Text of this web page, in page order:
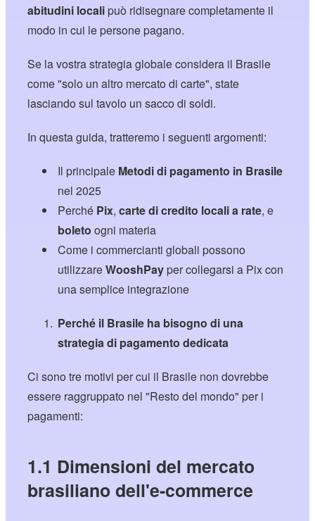
abitudini localipuò ridisegnare completamente il
modo in cui le persone pagano.
Se la vostra strategia globale considera il Brasile
come "solo un altro mercato di carte", state
lasciando sul tavolo un sacco di soldi.
In questa guida, tratteremo i seguenti argomenti:
Il principale Metodi di pagamento in Brasile
nel 2025
Perché Pix, carte di credito locali a rate, e
boleto ogni materia
Come i commercianti globali possono
utilizzareWooshPayper collegarsi a Pix con
una semplice integrazione
Perché il Brasile ha bisogno di una
strategia di pagamento dedicata
Ci sono tre motivi per cui il Brasile non dovrebbe
essere raggruppato nel "Resto del mondo" per i
pagamenti:
1.1 Dimensioni del mercato
brasiliano dell'e-commerce